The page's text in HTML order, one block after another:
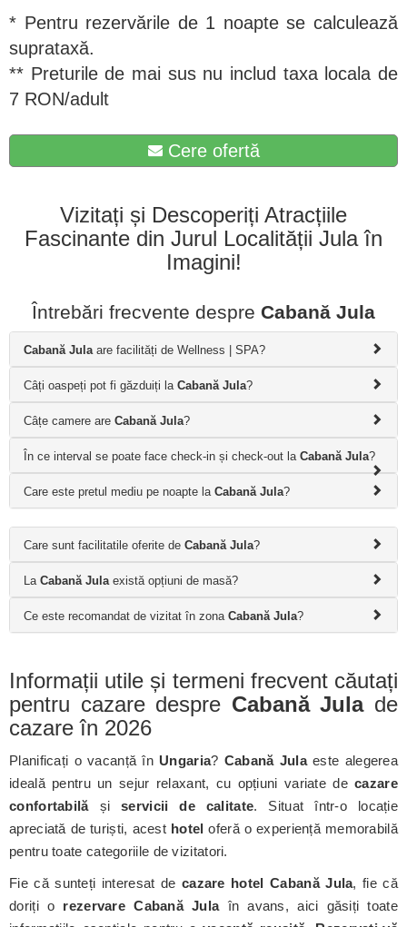
* Pentru rezervările de 1 noapte se calculează
suprataxă.
** Preturile de mai sus nu includ taxa locala de
7 RON/adult
Cere ofertă
Vizitați și Descoperiți Atracțiile
Fascinante din Jurul Localității Jula în
Imagini!
Întrebări frecvente despre Cabană Jula
Cabană Julaare facilități de Wellness | SPA?
Câți oaspeți pot fi găzduiți la Cabană Jula?
Câțe camere are Cabană Jula?
În ce interval se poate face check-in și check-out la Cabană Jula?
Care este pretul mediu pe noapte la Cabană Jula?
Care sunt facilitatile oferite de Cabană Jula?
La Cabană Julaexistă opțiuni de masă?
Ce este recomandat de vizitat în zona Cabană Jula?
Informații utile și termeni frecvent căutați
pentru cazare despre Cabană Julade
cazare în 2026
Planificați o vacanță în Ungaria? Cabană Julaeste alegerea
ideală pentru un sejur relaxant, cu opțiuni variate decazare
confortabilășiservicii de calitate. Situat într-o locație
apreciată de turiști, acest hotel oferă o experiență memorabilă
pentru toate categoriile de vizitatori.
Fie că sunteți interesat de cazare hotel Cabană Jula, fie că
doriți o rezervare Cabană Julaîn avans, aici găsiți toate